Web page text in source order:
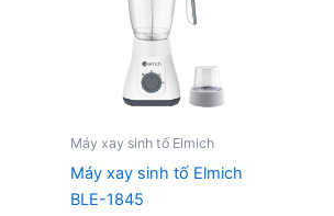
Máy xay sinh tố Elmich
Máy xay sinh tố Elmich
BLE-1845